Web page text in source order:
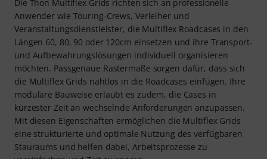
Die Thon Multiflex Grids richten sich an professionelle
Anwender wie Touring-Crews, Verleiher und
Veranstaltungsdienstleister, die Multiflex Roadcases in den
Längen 60, 80, 90 oder 120cm einsetzen und ihre Transport-
und Aufbewahrungslösungen individuell organisieren
möchten. Passgenaue Rastermaße sorgen dafür, dass sich
die Multiflex Grids nahtlos in die Roadcases einfügen. Ihre
modulare Bauweise erlaubt es zudem, die Cases in
kürzester Zeit an wechselnde Anforderungen anzupassen.
Mit diesen Eigenschaften ermöglichen die Multiflex Grids
eine strukturierte und optimale Nutzung des verfügbaren
Stauraums und helfen dabei, Arbeitsprozesse zu